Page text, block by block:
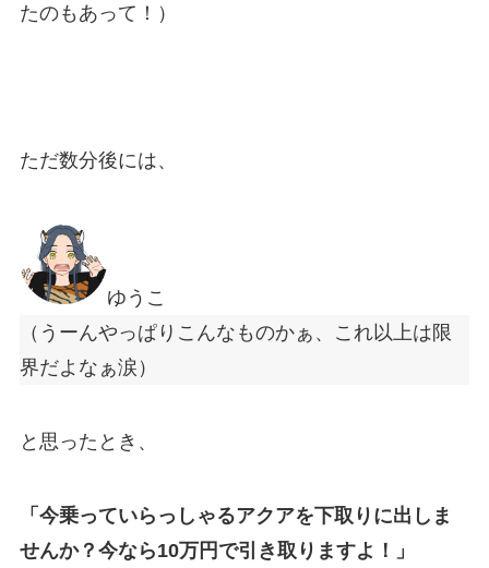
たのもあって！）
ただ数分後には、
ゆうこ
（うーんやっぱりこんなものかぁ、これ以上は限
界だよなぁ涙）
と思ったとき、
「今乗っていらっしゃるアクアを下取りに出しま
せんか？今なら10万円で引き取りますよ！」